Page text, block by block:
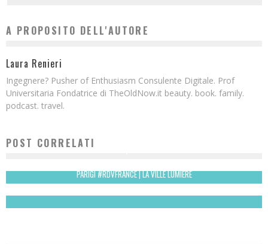
A PROPOSITO DELL'AUTORE
Laura Renieri
Ingegnere? Pusher of Enthusiasm Consulente Digitale. Prof
Universitaria Fondatrice di TheOldNow.it beauty. book. family.
podcast. travel.
POST CORRELATIANNA SELEZNEVA | MANGO AI 2012-2013
PARIGI #RDVFRANCE | LA VILLE LUMIERE